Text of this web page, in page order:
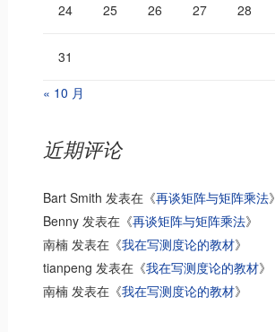
24 25 26 27 28
31
« 10 月
近期评论
Bart Smith 发表在《再谈矩阵与矩阵乘法》
Benny发表在《再谈矩阵与矩阵乘法》
南楠发表在《我在写测度论的教材》
tianpeng 发表在《我在写测度论的教材》
南楠发表在《我在写测度论的教材》